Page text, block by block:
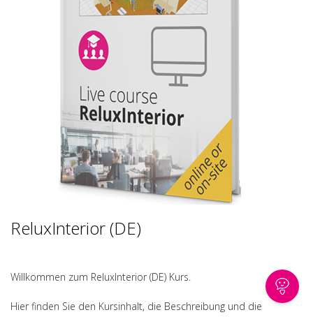
ReluxInterior (DE)
Willkommen zum ReluxInterior (DE) Kurs.
Hier finden Sie den Kursinhalt, die Beschreibung und die